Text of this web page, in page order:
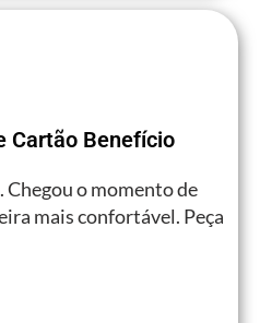
Cartão Benefício
o momento de
mais confortável. Peça